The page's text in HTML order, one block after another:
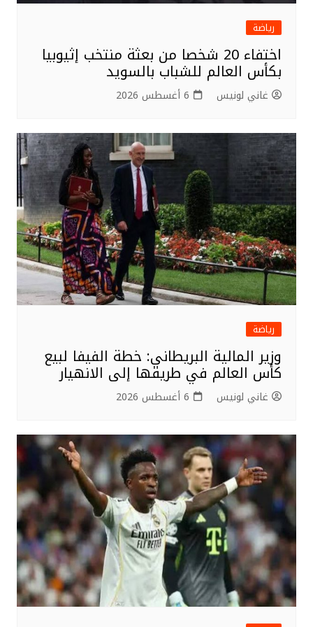
رياضة
اختفاء 20 شخصا من بعثة منتخب إثيوبيا
بكأس العالم للشباب بالسويد
غاني لونيس 6 أغسطس 2026
رياضة
وزير المالية البريطاني: خطة الفيفا لبيع
كأس العالم في طريقها إلى الانهيار
غاني لونيس 6 أغسطس 2026